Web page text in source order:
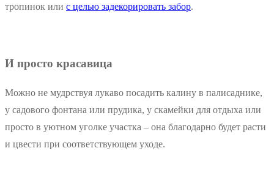
тропинок или с целью задекорировать забор.
И просто красавица
Можно не мудрствуя лукаво посадить калину в палисаднике,
у садового фонтана или прудика, у скамейки для отдыха или
просто в уютном уголке участка – она благодарно будет расти
и цвести при соответствующем уходе.